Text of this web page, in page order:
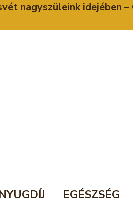
nagyszüleink idejében –
NYUGDÍJ EGÉSZSÉG